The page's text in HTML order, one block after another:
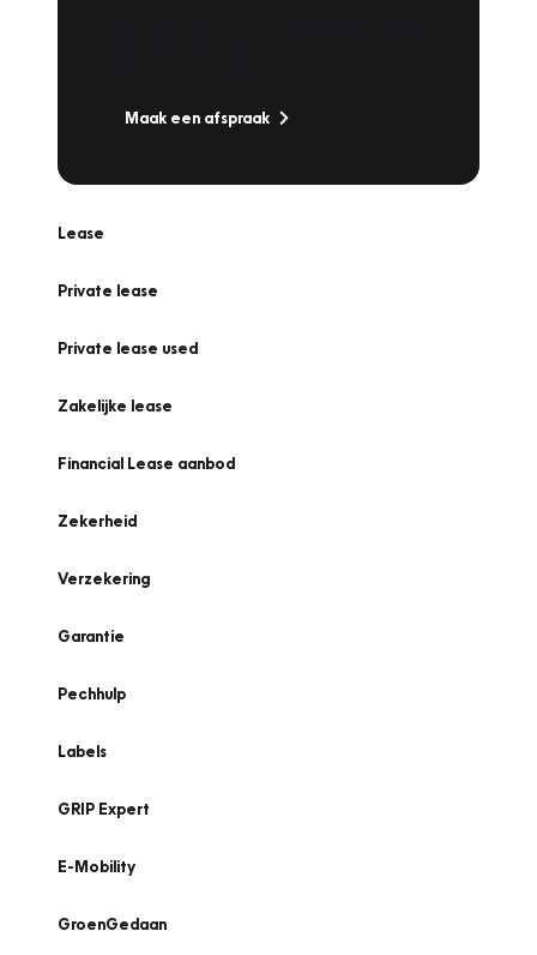
Maak een afspraak
Lease
Private lease
Private lease used
Zakelijke lease
Financial Lease aanbod
Zekerheid
Verzekering
Garantie
Pechhulp
Labels
GRIP Expert
E-Mobility
GroenGedaan